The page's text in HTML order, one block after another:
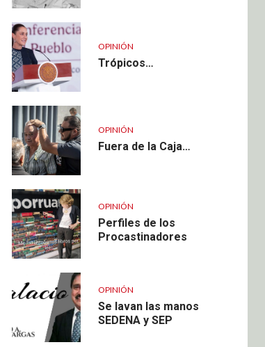
OPINIÓN
Trópicos…
OPINIÓN
Fuera de la Caja…
OPINIÓN
Perfiles de los
Procastinadores
OPINIÓN
Se lavan las manos
SEDENA y SEP